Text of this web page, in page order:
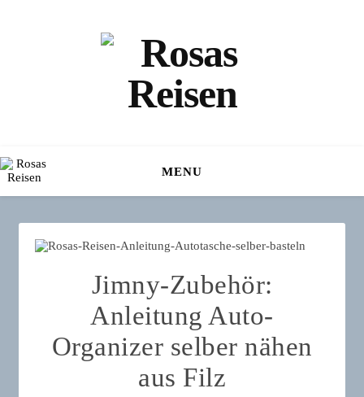
MENU
Jimny-Zubehör:
Anleitung Auto-
Organizer selber nähen
aus Filz